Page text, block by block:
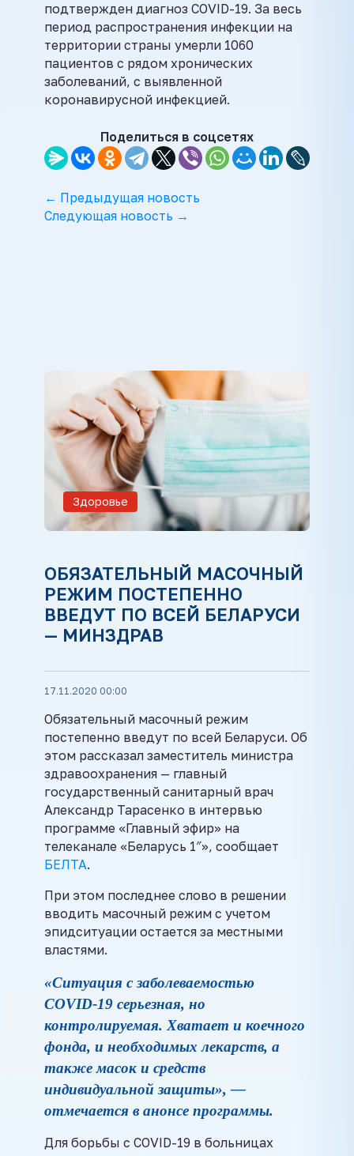
подтвержден диагноз COVID-19. За весь
период распространения инфекции на
территории страны умерли 1060
пациентов с рядом хронических
заболеваний, с выявленной
коронавирусной инфекцией.
Поделиться в соцсетях
← Предыдущая новость
Следующая новость →
Здоровье
ОБЯЗАТЕЛЬНЫЙ МАСОЧНЫЙ
РЕЖИМ ПОСТЕПЕННО
ВВЕДУТ ПО ВСЕЙ БЕЛАРУСИ
— МИНЗДРАВ
17.11.2020 00:00
Обязательный масочный режим
постепенно введут по всей Беларуси. Об
этом рассказал заместитель министра
здравоохранения — главный
государственный санитарный врач
Александр Тарасенко в интервью
программе «Главный эфир» на
телеканале «Беларусь 1″», сообщает
БЕЛТА.
При этом последнее слово в решении
вводить масочный режим с учетом
эпидситуации остается за местными
властями.
«Ситуация с заболеваемостью
COVID-19 серьезная, но
контролируемая. Хватает и коечного
фонда, и необходимых лекарств, а
также масок и средств
индивидуальной защиты», —
отмечается в анонсе программы.
Для борьбы с COVID-19 в больницах